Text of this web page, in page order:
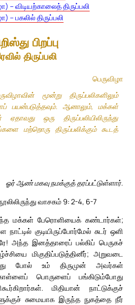
– விடியற்காலைத் திருப்பலி
– பகலில் திருப்பலி
பிறப்பு
திருப்பலி
பெருவிழா
மூன்று திருப்பலிகளிலும்
பயன்படுத்தவும். ஆனாலும், மக்கள்
ஒரு திருப்பலியிலிருந்து
மற்றொரு திருப்பலிக்கும் கூடத்
ஓர் ஆண் மகவு நமக்குத் தரப்பட்டுள்ளார்.
வாசகம் 9: 2-4, 6-7
மக்கள் பேரொளியைக் கண்டார்கள்;
குடியிருப்போர்மேல் சுடர் ஒளி
அந்த இனத்தாரைப் பல்கிப் பெருகச்
மிகுதிப்படுத்தினீர்; அறுவடை
போல் உம் திருமுன் அவர்கள்
பொருளைப் பங்கிடும்போது
மிதியான் நாட்டுக்குச்
சுமையாக இருந்த நுகத்தை நீர்